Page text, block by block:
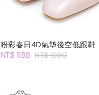
粉彩春日4D氣墊後空低跟鞋
NT$ 1188 NT$ 1980